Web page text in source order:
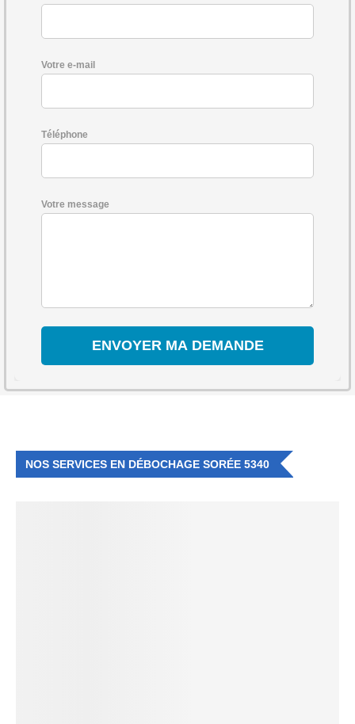
Votre e-mail
Téléphone
Votre message
NOS SERVICES EN DÉBOCHAGE SORÉE 5340